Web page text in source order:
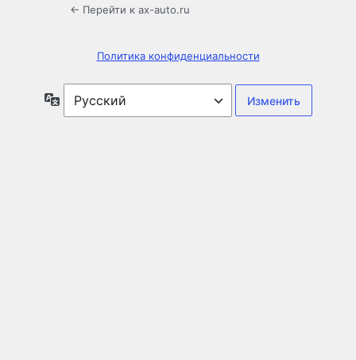
← Перейти к ax-auto.ru
Политика конфиденциальности
Язык